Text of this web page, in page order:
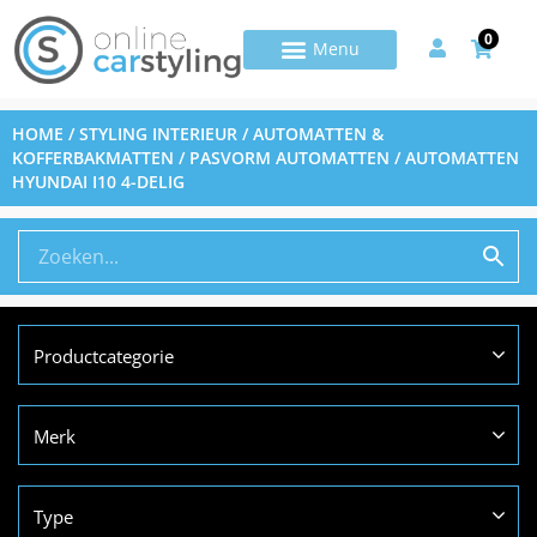
0
HOME /STYLING INTERIEUR /AUTOMATTEN &
KOFFERBAKMATTEN / PASVORM AUTOMATTEN / AUTOMATTEN
HYUNDAI I10 4-DELIG
Productcategorie
Merk
Type